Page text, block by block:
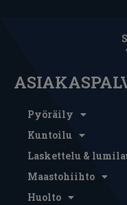
Pyöräily
Kuntoilu
Laskettelu &
Maastohiihto
Huolto